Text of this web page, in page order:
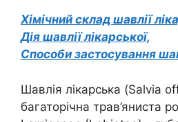
Хімічний склад шавлії
Дія шавлії лікарської,
Способи застосування
Шавлія лікарська (Salvia
багаторічна трав’яниста